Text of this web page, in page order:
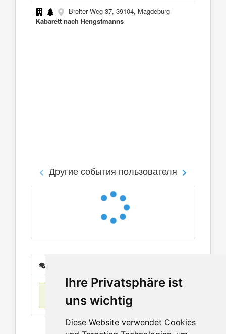
Ihre Privatsphäre ist
uns wichtig
Diese Website verwendet Cookies
Breiter Weg 37, 39104, Magdeburg
Kabarett nach Hengstmanns
Другие события пользователя